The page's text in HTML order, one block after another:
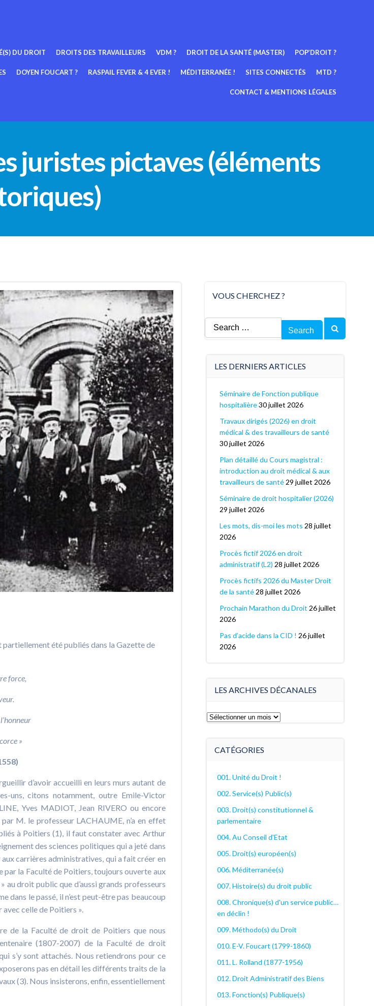
DU DROIT DROITS DES TRAVAILLEURS VDM ? DROIT DE LA SANTÉ (MASTER) POP’DROIT ?
DOYEN FOUCART ? RASPAIL FEVER & 4 EVER ! MÉDITERRANÉE ! SITES CONNECTÉS MTD ?
CONTACT & MENTIONS LÉGALES
juristes pictaves (éléments
partiellement été publiés dans la Gazette de
force,
»
d’avoir accueilli en leurs murs autant de
uns, citons notamment, outre Emile-Victor
Yves MADIOT, Jean RIVERO ou encore
M. le professeur LACHAUME, n’a en effet
à Poitiers (1), il faut constater avec Arthur
des sciences politiques qui a jeté dans
carrières administratives, qui a fait créer en
la Faculté de Poitiers, toujours ouverte aux
au droit public que d’aussi grands professeurs
dans le passé, il n’est peut-être pas beaucoup
celle de Poitiers ».
de la Faculté de droit de Poitiers que nous
(1807-2007) de la Faculté de droit
s’y sont attachés. Nous retiendrons pour ce
pas en détail les différents traits de la
(3). Nous insisterons, enfin, essentiellement
VOUS CHERCHEZ ?
Search
for:
LES DERNIERS ARTICLES
Séminaire de Fonction publique
hospitalière 30 juillet 2026
Travaux dirigés (2026) en droit
médical & des travailleurs de santé
30 juillet 2026
Plan détaillé du Cours magistral :
introduction au droit médical & aux
travailleurs de santé 29 juillet 2026
Séminaire de droit hospitalier (2026)
29 juillet 2026
Les mots, dis-moi les mots 28 juillet
2026
Procès fictif 2026 en droit
administratif (L2) 28 juillet 2026
Procès fictifs 2026 du Master Droit
de la santé 28 juillet 2026
Prochain Marathon du Droit 26 juillet
2026
Pas d’acide dans la CID ! 26 juillet
2026
LES ARCHIVES DÉCANALES
Les
CATÉGORIES
001. Unité du Droit !
002. Service(s) Public(s)
003. Droit(s) constitutionnel &
parlementaire
004. Au Conseil d'Etat
005. Droit(s) européen(s)
006. Méditerranée(s)
007. Histoire(s) du droit public
008. Chronique(s) d'un service public…
en déclin !
009. Méthodo(s) du Droit
010. E-V. Foucart (1799-1860)
011. L. Rolland (1877-1956)
012. Droit Administratif des Biens
013. Fonction(s) Publique(s)